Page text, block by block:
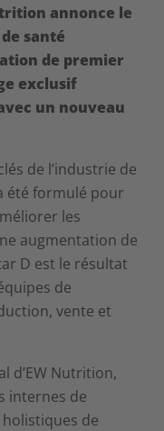
annonce le
santé
de premier
exclusif
un nouveau
de l’industrie de
été formulé pour
les
augmentation de
D est le résultat
de
vente et
d’EW Nutrition,
internes de
de